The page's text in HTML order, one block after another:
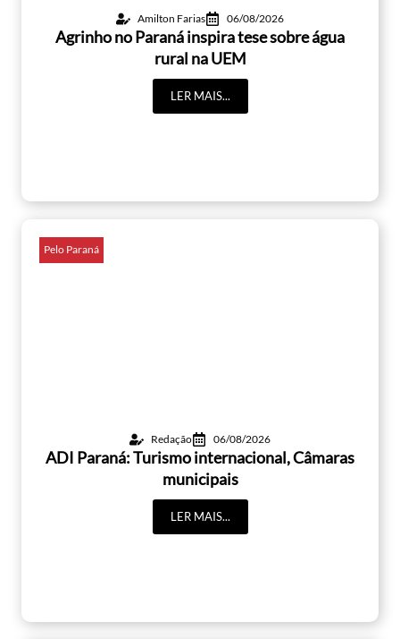
Amilton Farias 06/08/2026
Agrinho no Paraná inspira tese sobre água
rural na UEM
LER MAIS...
Pelo Paraná
Redação 06/08/2026
ADI Paraná: Turismo internacional, Câmaras
municipais
LER MAIS...